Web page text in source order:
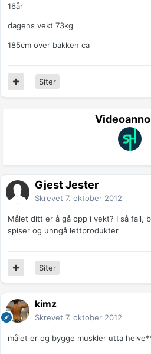
16år
dagens vekt 73kg
185cm over bakken ca
Siter
Gjest Jester
Skrevet 7. oktober 2012
Målet ditt er å gå opp i vekt? I så fall,
spiser og unngå lettprodukter
Siter
kimz
Skrevet 7. oktober 2012
målet er og bygge muskler utta